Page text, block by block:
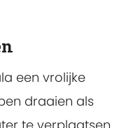
een vrolijke
draaien als